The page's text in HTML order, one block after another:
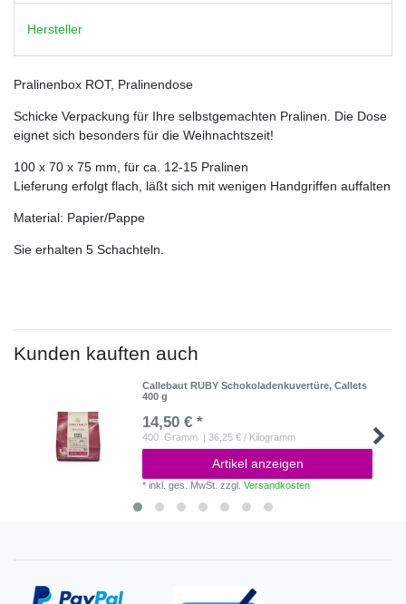
Hersteller
Pralinenbox ROT, Pralinendose
Schicke Verpackung für Ihre selbstgemachten Pralinen. Die Dose
eignet sich besonders für die Weihnachtszeit!
100 x 70 x 75 mm, für ca. 12-15 Pralinen
Lieferung erfolgt flach, läßt sich mit wenigen Handgriffen auffalten
Material: Papier/Pappe
Sie erhalten 5 Schachteln.
Kunden kauften auch
Callebaut RUBY Schokoladenkuvertüre, Callets
400 g
14,50 € *
400 Gramm | 36,25 € / Kilogramm
Artikel anzeigen
*inkl. ges. MwSt. zzgl.Versandkosten